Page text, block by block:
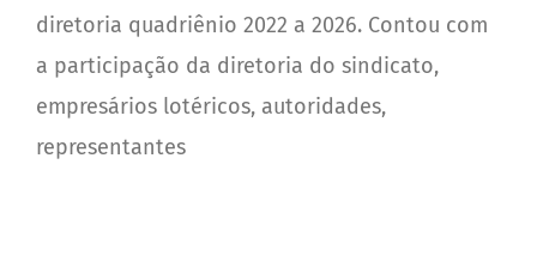
diretoria quadriênio 2022 a 2026. Contou com
a participação da diretoria do sindicato,
empresários lotéricos, autoridades,
representantes